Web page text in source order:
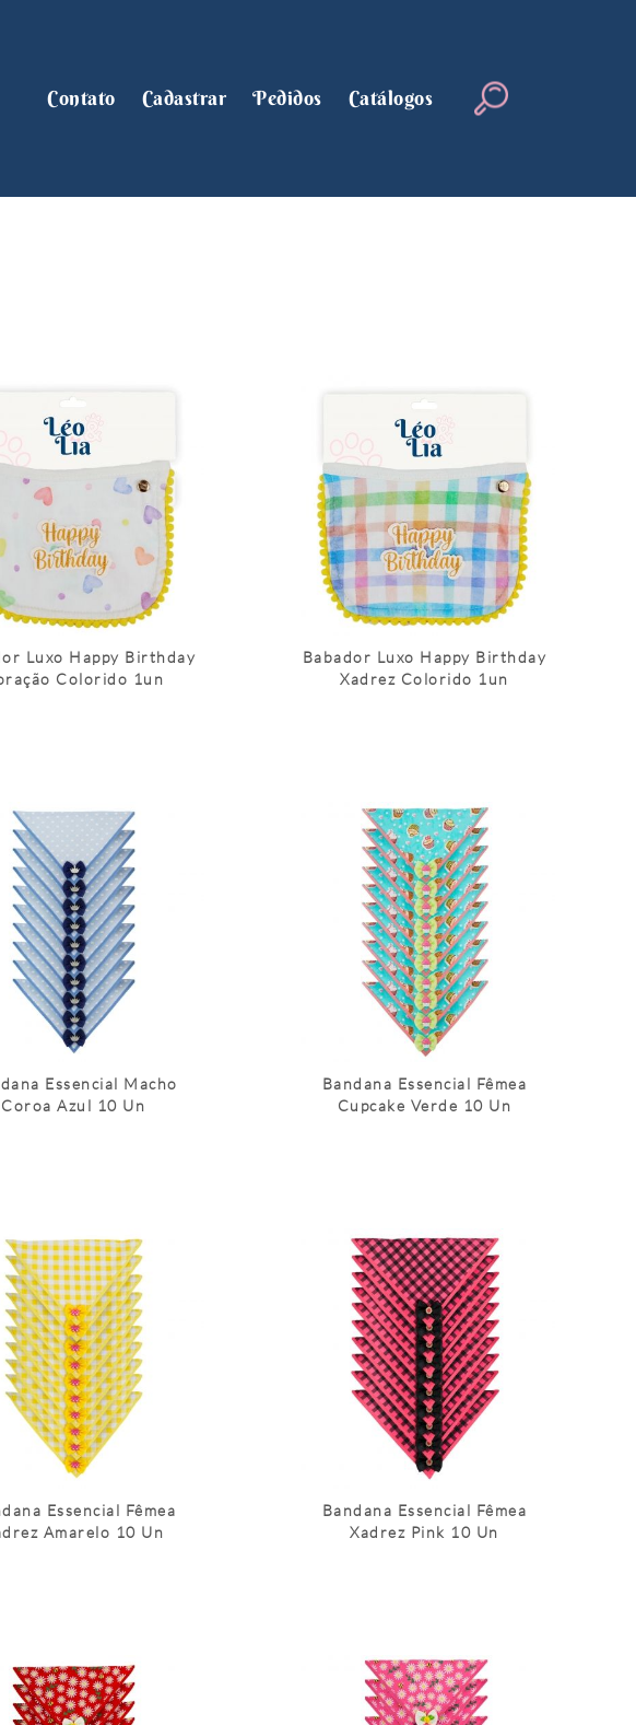
Contato Cadastrar Pedidos Catálogos
Luxo Happy Birthday
Colorido 1un
Babador Luxo Happy Birthday
Xadrez Colorido 1un
Essencial Macho
Coroa Azul 10 Un
Bandana Essencial Fêmea
Cupcake Verde 10 Un
Essencial Fêmea
Amarelo 10 Un
Bandana Essencial Fêmea
Xadrez Pink 10 Un